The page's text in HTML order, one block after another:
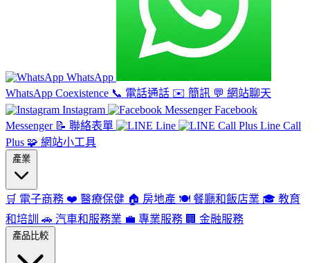
WhatsApp
WhatsApp Coexistence 📞 電話通話 ✉️ 簡訊 💬 網站聊天
Instagram
Facebook
Messenger 📝 聯絡表單 Line
Line Call
Plus 🧩 網站小工具
產業
🛒 電子商務 ❤️ 醫療保健 🏠 房地產 🍽️ 餐廳和飯店業 🎓 教育
和培訓
🚗 汽車和服務業 💼 專業服務 🏢 金融服務
產品比較